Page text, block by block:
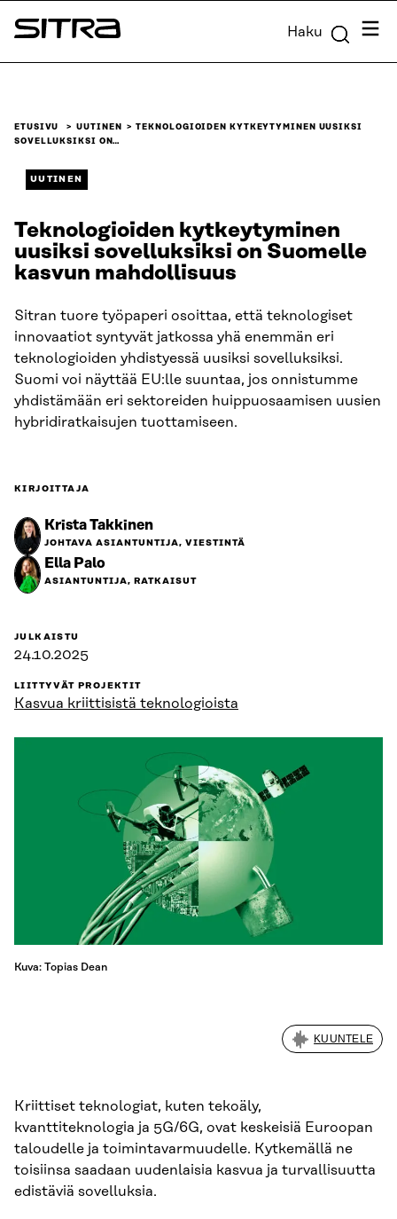
Siirry
suoraan
Sitra Haku
ETUSIVU UUTINEN
TEKNOLOGIOIDEN KYTKEYTYMINEN UUSIKSI
SOVELLUKSIKSI ON…
UUTINEN
Teknologioiden kytkeytyminen
uusiksi sovelluksiksi on Suomelle
kasvun mahdollisuus
Sitran tuore työpaperi osoittaa, että teknologiset
innovaatiot syntyvät jatkossa yhä enemmän eri
teknologioiden yhdistyessä uusiksi sovelluksiksi.
Suomi voi näyttää EU:lle suuntaa, jos onnistumme
yhdistämään eri sektoreiden huippuosaamisen uusien
hybridiratkaisujen tuottamiseen.
KIRJOITTAJA
Krista Takkinen
JOHTAVA ASIANTUNTIJA, VIESTINTÄ
Ella Palo
ASIANTUNTIJA, RATKAISUT
JULKAISTU
24.10.2025
LIITTYVÄT PROJEKTIT
Kasvua kriittisistä teknologioista
Kuva: Topias Dean
KUUNTELE
Kriittiset teknologiat, kuten tekoäly,
kvanttiteknologia ja 5G/6G, ovat keskeisiä Euroopan
taloudelle ja toimintavarmuudelle. Kytkemällä ne
toisiinsa saadaan uudenlaisia kasvua ja turvallisuutta
edistäviä sovelluksia.